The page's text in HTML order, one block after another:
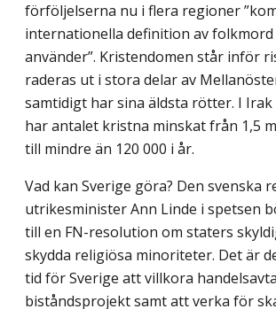
förföljelserna nu i flera regioner
internationella definition av folkmord
använder”. Kristendomen står inför
raderas ut i stora delar av
samtidigt har sina äldsta rötter. I Irak
har antalet kristna minskat från 1,5
till mindre än 120 000 i år.
Vad kan Sverige göra? Den svenska
utrikesminister Ann Linde i spetsen
till en FN-resolution om staters
skydda religiösa minoriteter. Det är
tid för Sverige att villkora
bistånds­projekt samt att verka för